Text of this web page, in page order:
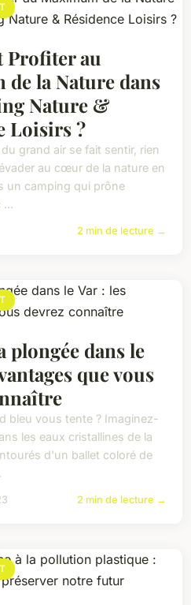
Profiter au
de la Nature dans
Nature &
Loisirs ?
grand air se fait sentir, rien
au cœur de la nature en
un camping qui prône
...
2 min de lecture →
plongée dans le
que vous
bleu vous tente ? Imaginez-
les eaux cristallines de la
d'un ballet coloré de
2 min de lecture →